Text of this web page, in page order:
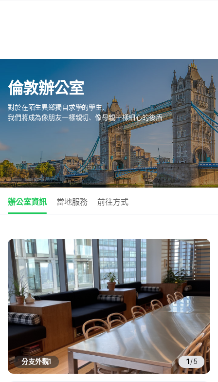
倫敦辦公室
對於在陌生異鄉獨自求學的學生，
我們將成為像朋友一樣親切、像母親一樣細心的後盾
辦公室資訊 當地服務 前往方式
分支外觀1 1 /5